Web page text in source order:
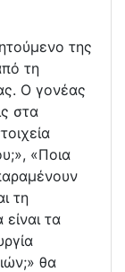
της
τη
Ο γονέας
στα
«Ποια
τη
τα
θα